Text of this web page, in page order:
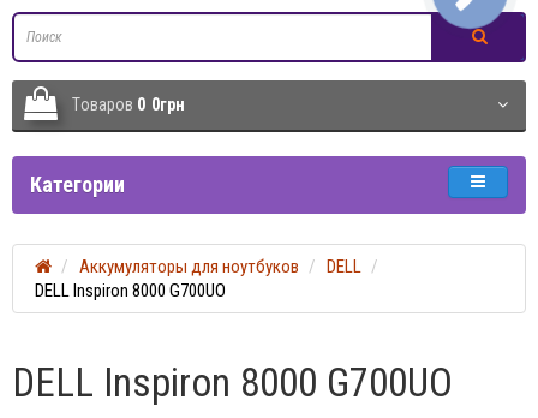
Tоваров 0 0грн
Категории
Аккумуляторы для ноутбуков
DELL
DELL Inspiron 8000 G700UO
DELL Inspiron 8000 G700UO